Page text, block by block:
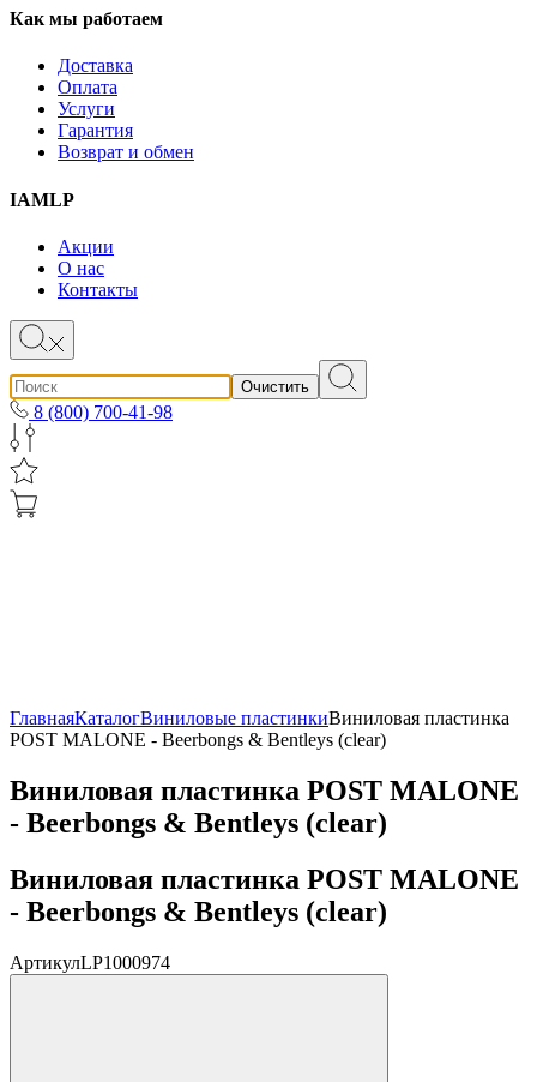
Как мы работаем
Доставка
Оплата
Услуги
Гарантия
Возврат и обмен
IAMLP
Акции
О нас
Контакты
Очистить
8 (800) 700-41-98
ГлавнаяКаталогВиниловые пластинкиВиниловая пластинка
POST MALONE - Beerbongs & Bentleys (clear)
Виниловая пластинка POST MALONE
- Beerbongs & Bentleys (clear)
Виниловая пластинка POST MALONE
- Beerbongs & Bentleys (clear)
АртикулLP1000974